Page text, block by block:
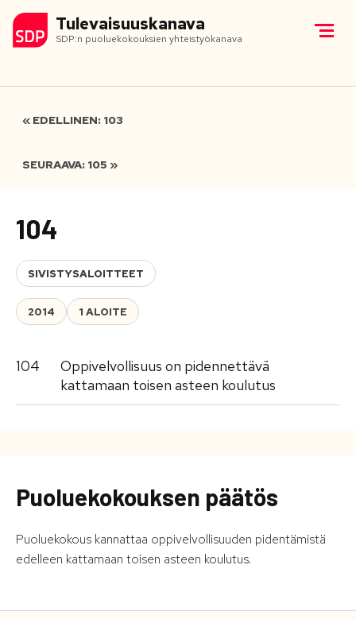
Tulevaisuuskanava
SDP:n puoluekokouksien yhteistyökanava
« EDELLINEN: 103
SEURAAVA: 105 »
104
SIVISTYSALOITTEET
2014 1 ALOITE
104
Oppivelvollisuus on pidennettävä
kattamaan toisen asteen koulutus
Puoluekokouksen päätös
Puoluekokous kannattaa oppivelvollisuuden pidentämistä
edelleen kattamaan toisen asteen koulutus.